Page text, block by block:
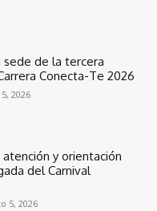
sede de la tercera
Conecta-Te 2026
2026
atención y orientación
del Carnival
5, 2026